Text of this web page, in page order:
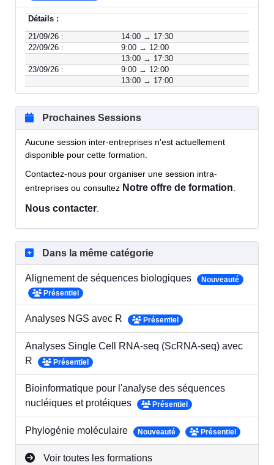
Détails :
21/09/26 :
14:00 → 17:30
22/09/26 :
9:00 → 12:00
13:00 → 17:30
23/09/26 :
9:00 → 12:00
13:00 → 17:00
Prochaines Sessions
Aucune session inter-entreprises n'est actuellement
disponible pour cette formation.
Contactez-nous pour organiser une session intra-
entreprises ou consultez Notre offre de formation.
Nous contacter.
Dans la même catégorie
Alignement de séquences biologiques
Nouveauté
Présentiel
Analyses NGS avec R Présentiel
Analyses Single Cell RNA-seq (ScRNA-seq) avec
R
Présentiel
Bioinformatique pour l'analyse des séquences
nucléiques et protéiques
Présentiel
Phylogénie moléculaire Nouveauté Présentiel
Voir toutes les formations